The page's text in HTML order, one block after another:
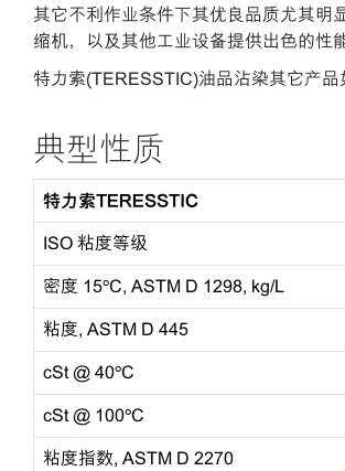
其它不利作业条件下其优良品质尤其明
缩机，以及其他工业设备提供出色的性能
特力索(TERESSTIC)油品沾染其它产
典型性质
特力索TERESSTIC
ISO 粘度等级
密度 15ºC, ASTM D 1298, kg/L
粘度, ASTM D 445
cSt @ 40ºC
cSt @ 100ºC
粘度指数, ASTM D 2270